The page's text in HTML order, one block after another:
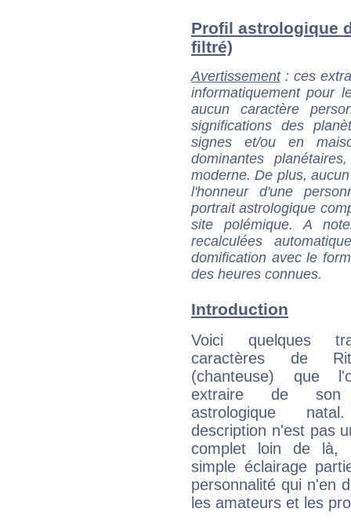
Profil astrologique
filtré)
Avertissement: ces
informatiquement pour
aucun caractère
significations des
signes et/ou en
dominantes
moderne. De plus,
l'honneur d'une
portrait astrologique
site polémique. A
recalculées
domification avec le
des heures connues.
Introduction
Voici quelques
caractères de
(chanteuse) que
extraire de son
astrologique
description n'est pas
complet loin de là,
simple éclairage
personnalité qui n'en
les amateurs et les